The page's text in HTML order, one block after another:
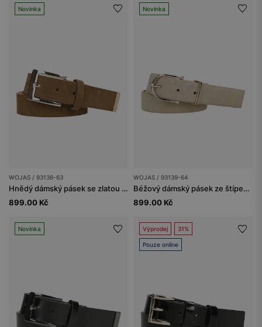
Novinka
WOJAS / 93136-63
Hnědý dámský pásek se zlatou přezkou
899.00 Kč
Novinka
WOJAS / 93139-64
Béžový dámský pásek ze štípenky
899.00 Kč
Novinka Výprodej 31%
Pouze online